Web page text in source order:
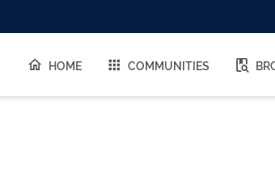
HOME COMMUNITIES